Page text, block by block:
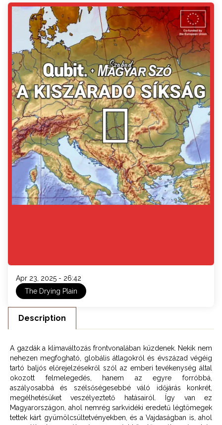
Apr 23, 2025 - 26:42
The Drying Plain
Description
A gazdák a klímaváltozás frontvonalában küzdenek. Nekik nem
nehezen megfogható, globális átlagokról és évszázad végéig
tartó baljós előrejelzésekről szól az emberi tevékenység által
okozott felmelegedés, hanem az egyre forróbbá,
aszályosabbá és szélsőségesebbé váló időjárás konkrét,
megélhetésüket veszélyeztető hatásairól. Így van ez
Magyarországon, ahol nemrég sarkvidéki eredetű légtömegek
tettek kárt gyümölcsültetvényekben, és a Vajdaságban is, ahol